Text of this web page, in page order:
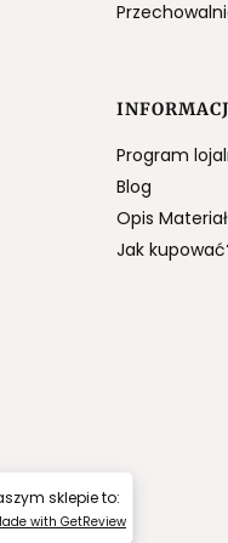
Program
Blog
Opis
Jak
sklepie to:
with GetReview